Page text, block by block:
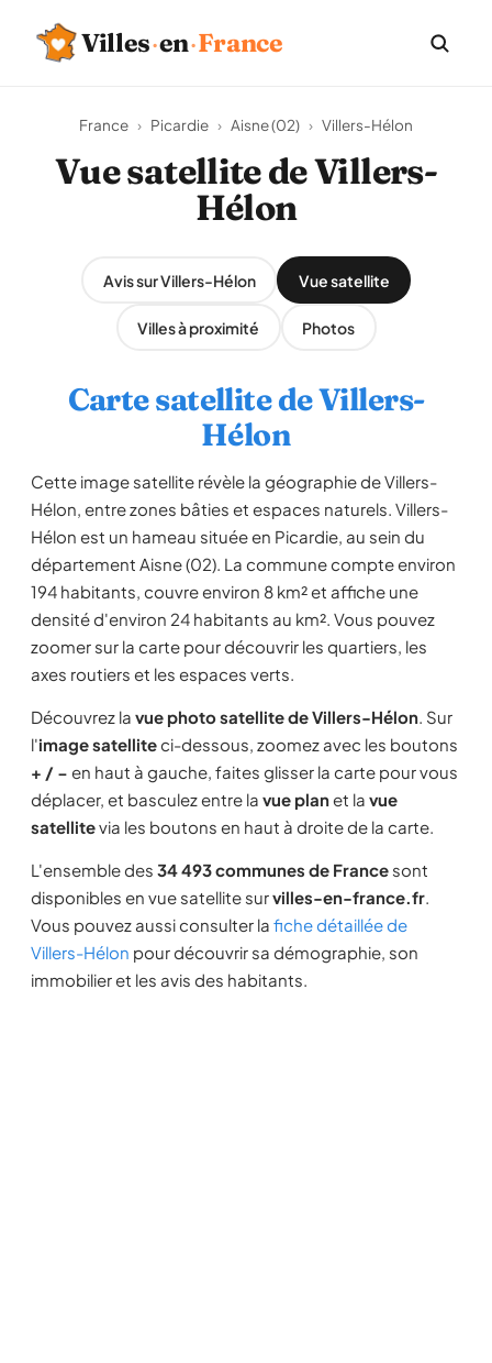
Villes·en·France
France › Picardie › Aisne (02) › Villers-Hélon
Vue satellite de Villers-
Hélon
Avis sur Villers-Hélon Vue satellite
Villes à proximité Photos
Carte satellite de Villers-
Hélon
Cette image satellite révèle la géographie de Villers-
Hélon, entre zones bâties et espaces naturels. Villers-
Hélon est un hameau située en Picardie, au sein du
département Aisne (02). La commune compte environ
194 habitants, couvre environ 8 km² et affiche une
densité d'environ 24 habitants au km². Vous pouvez
zoomer sur la carte pour découvrir les quartiers, les
axes routiers et les espaces verts.
Découvrez la vue photo satellite de Villers-Hélon. Sur
l'image satelliteci-dessous, zoomez avec les boutons
+ / − en haut à gauche, faites glisser la carte pour vous
déplacer, et basculez entre la vue planet la vue
satellitevia les boutons en haut à droite de la carte.
L'ensemble des 34 493 communes de France sont
disponibles en vue satellite survilles-en-france.fr.
Vous pouvez aussi consulter la fiche détaillée de
Villers-Hélon pour découvrir sa démographie, son
immobilier et les avis des habitants.